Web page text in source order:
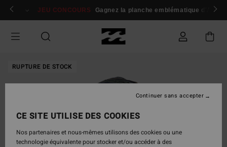
Passer
Se connecter / s'inscrire
JEU CONCOURS Gagnez la planche emblématique d'Andy
RUPTURE DE STOCK
CE SITE UTILISE DES COOKIES
Nos partenaires et nous-mêmes utilisons des cookies ou une
technologie équivalente pour stocker et/ou accéder à des
Continuer sans accepter